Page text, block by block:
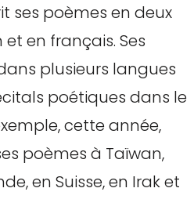
ses poèmes en deux
en français. Ses
plusieurs langues
poétiques dans le
cette année,
poèmes à Taïwan,
en Suisse, en Irak et